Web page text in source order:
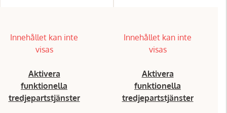
Innehållet kan inte
visas
Aktivera
funktionella
tredjepartstjänster
Innehållet kan inte
visas
Aktivera
funktionella
tredjepartstjänster